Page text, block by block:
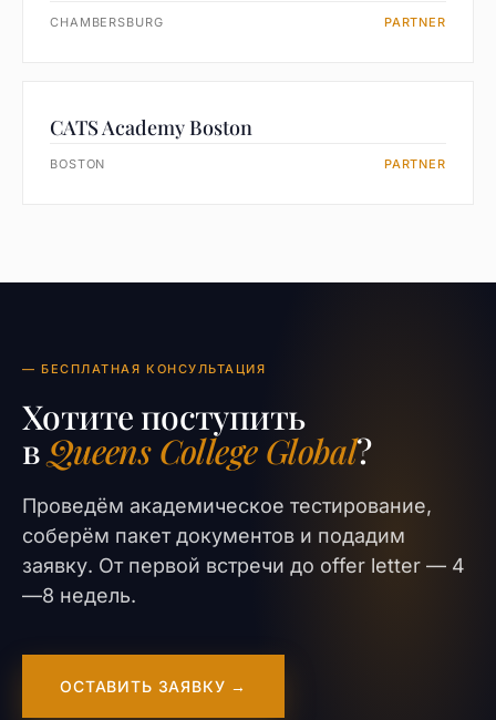
CHAMBERSBURG PARTNER
CATS Academy Boston
BOSTON PARTNER
— БЕСПЛАТНАЯ КОНСУЛЬТАЦИЯ
Хотите поступить
вQueens College Global?
Проведём академическое тестирование,
соберём пакет документов и подадим
заявку. От первой встречи до offer letter — 4
—8 недель.
ОСТАВИТЬ ЗАЯВКУ →